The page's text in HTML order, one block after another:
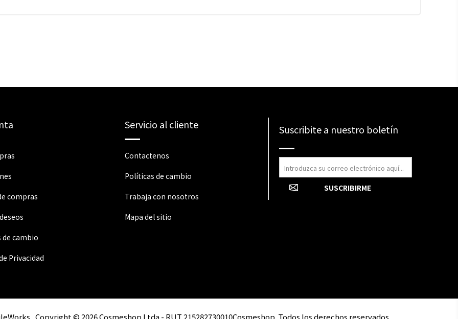
compras
de cambio
Privacidad
Servicio al cliente
Contactenos
Políticas de cambio
Trabaja con nosotros
Mapa del sitio
Suscribite a nuestro boletín
Copyright © 2026 Cosmeshop Ltda - RUT 215282730010Cosmeshop. Todos los derechos reservados.